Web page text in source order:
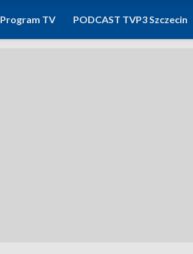
Program TV PODCAST TVP3 Szczecin